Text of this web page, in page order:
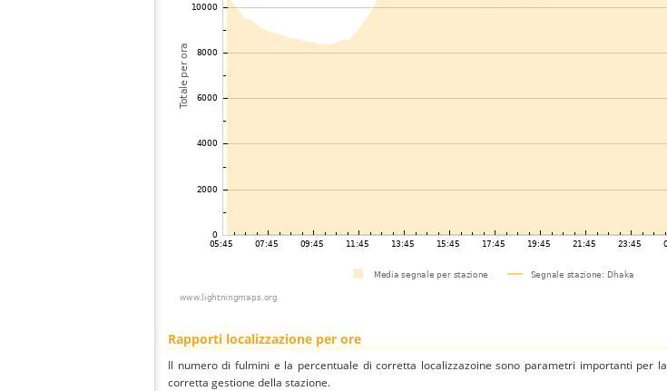
Rapporti localizzazione per ore
Il numero di fulmini e la percentuale di corretta localizzazoine sono parametri importanti per la
corretta gestione della stazione.